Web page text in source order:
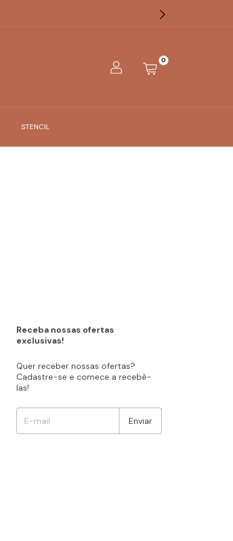
0
STENCIL
Receba nossas ofertas
exclusivas!
Quer receber nossas ofertas?
Cadastre-se e comece a recebê-
las!